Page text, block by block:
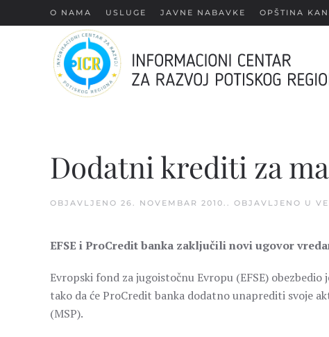
content
О NAMA USLUGE JAVNE NABAVKE OPŠTINA
Dodatni krediti za
OBJAVLJENO 26. NOVEMBAR 2010. . OBJAVLJENO U
EFSE i ProCredit banka zaključili novi ugovor
Evropski fond za jugoistočnu Evropu (EFSE)
tako da će ProCredit banka dodatno unaprediti svoje
(MSP).